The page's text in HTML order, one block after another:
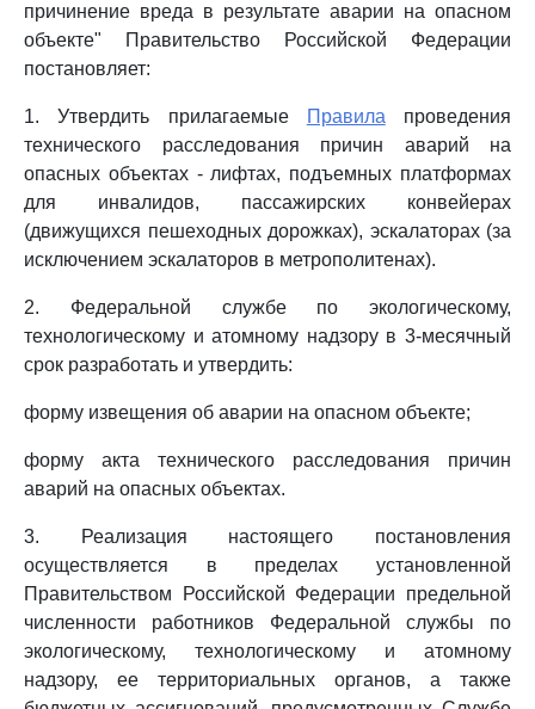
причинение вреда в результате аварии на опасном
объекте" Правительство Российской Федерации
постановляет:
1. Утвердить прилагаемые Правила проведения
технического расследования причин аварий на
опасных объектах - лифтах, подъемных платформах
для инвалидов, пассажирских конвейерах
(движущихся пешеходных дорожках), эскалаторах (за
исключением эскалаторов в метрополитенах).
2. Федеральной службе по экологическому,
технологическому и атомному надзору в 3-месячный
срок разработать и утвердить:
форму извещения об аварии на опасном объекте;
форму акта технического расследования причин
аварий на опасных объектах.
3. Реализация настоящего постановления
осуществляется в пределах установленной
Правительством Российской Федерации предельной
численности работников Федеральной службы по
экологическому, технологическому и атомному
надзору, ее территориальных органов, а также